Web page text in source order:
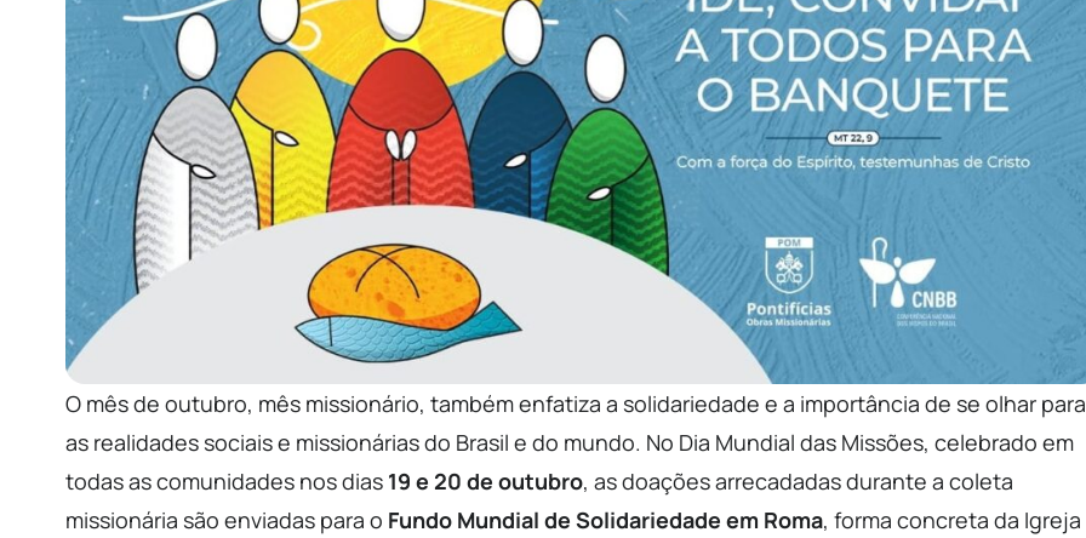
O mês de outubro, mês missionário, também enfatiza a solidariedade e a importância de se olhar para
as realidades sociais e missionárias do Brasil e do mundo. No Dia Mundial das Missões, celebrado em
todas as comunidades nos dias 19 e 20 de outubro, as doações arrecadadas durante a coleta
missionária são enviadas para o Fundo Mundial de Solidariedade em Roma, forma concreta da Igreja